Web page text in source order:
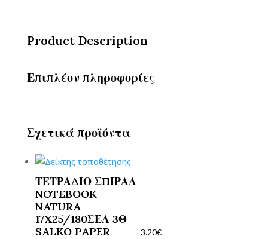
Product Description
Επιπλέον πληροφορίες
Σχετικά προϊόντα
ΤΕΤΡΑΔΙΟ ΣΠΙΡΑΛ
NOTEBOOK
NATURA
17X25/180ΣΕΛ 3Θ
SALKO PAPER
3.20€